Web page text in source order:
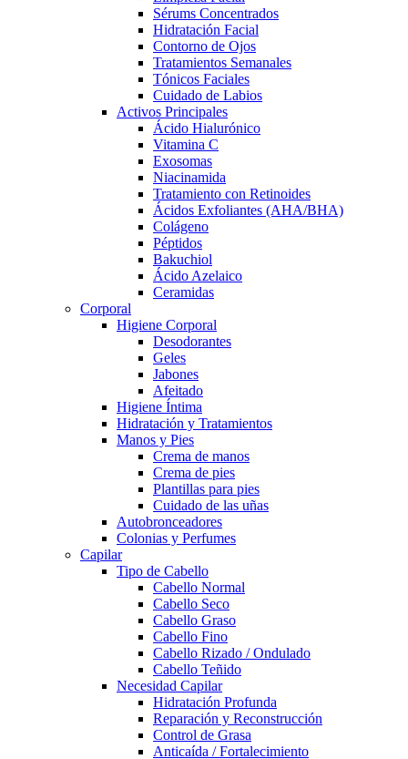
Sérums Concentrados
Hidratación Facial
Contorno de Ojos
Tratamientos Semanales
Tónicos Faciales
Cuidado de Labios
Activos Principales
Ácido Hialurónico
Vitamina C
Exosomas
Niacinamida
Tratamiento con Retinoides
Ácidos Exfoliantes (AHA/BHA)
Colágeno
Péptidos
Bakuchiol
Ácido Azelaico
Ceramidas
Corporal
Higiene Corporal
Desodorantes
Geles
Jabones
Afeitado
Higiene Íntima
Hidratación y Tratamientos
Manos y Pies
Crema de manos
Crema de pies
Plantillas para pies
Cuidado de las uñas
Autobronceadores
Colonias y Perfumes
Capilar
Tipo de Cabello
Cabello Normal
Cabello Seco
Cabello Graso
Cabello Fino
Cabello Rizado / Ondulado
Cabello Teñido
Necesidad Capilar
Hidratación Profunda
Reparación y Reconstrucción
Control de Grasa
Anticaída / Fortalecimiento